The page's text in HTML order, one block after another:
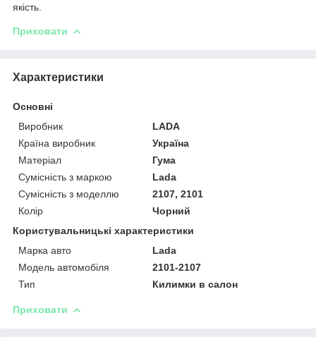
якість.
Приховати
Характеристики
Основні
Виробник
LADA
Країна виробник
Україна
Матеріал
Гума
Сумісність з маркою
Lada
Сумісність з моделлю
2107, 2101
Колір
Чорний
Користувальницькі характеристики
Марка авто
Lada
Модель автомобіля
2101-2107
Тип
Килимки в салон
Приховати